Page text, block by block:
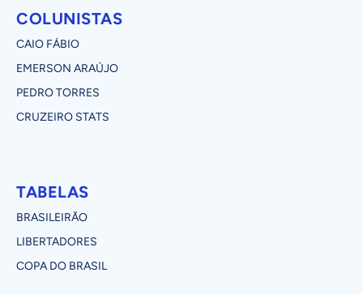
COLUNISTAS
CAIO FÁBIO
EMERSON ARAÚJO
PEDRO TORRES
CRUZEIRO STATS
TABELAS
BRASILEIRÃO
LIBERTADORES
COPA DO BRASIL